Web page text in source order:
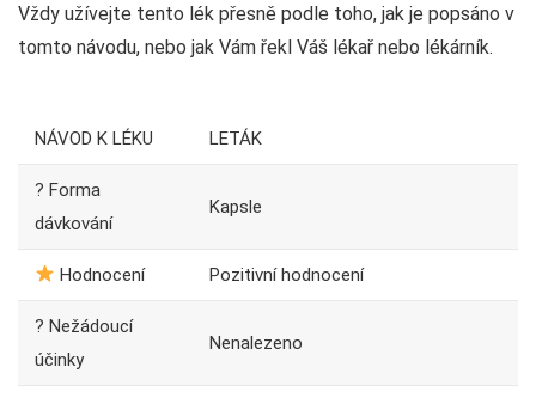
Vždy užívejte tento lék přesně podle toho, jak je popsáno v
tomto návodu, nebo jak Vám řekl Váš lékař nebo lékárník.
NÁVOD K LÉKU LETÁK
? Forma
dávkování
Kapsle
Hodnocení Pozitivní hodnocení
? Nežádoucí
účinky
Nenalezeno